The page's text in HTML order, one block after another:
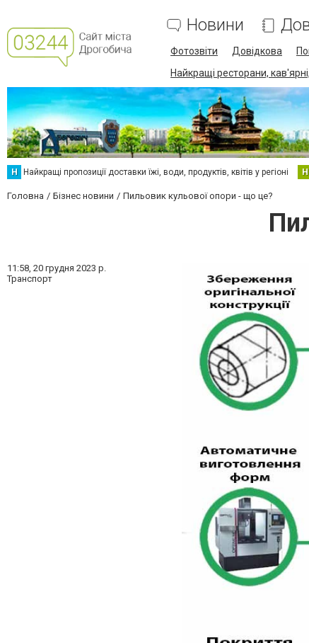
Новини
Фотозвіти Довідкова
Найкращі ресторани,
Н Найкращі пропозиції доставки їжі, води, продуктів, квітів у регіоні Н
Головна Бізнес новини Пильовик кульової опори - що це?
11:58, 20 грудня 2023 р.
Транспорт